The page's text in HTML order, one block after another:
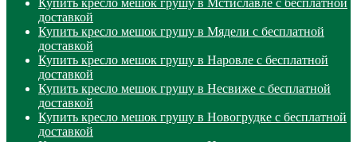
Купить кресло мешок грушу в Мстиславле с бесплатной
доставкой
Купить кресло мешок грушу в Мядели с бесплатной
доставкой
Купить кресло мешок грушу в Наровле с бесплатной
доставкой
Купить кресло мешок грушу в Несвиже с бесплатной
доставкой
Купить кресло мешок грушу в Новогрудке с бесплатной
доставкой